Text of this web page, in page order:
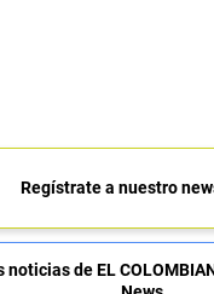
Regístrate a nuestro
noticias de EL